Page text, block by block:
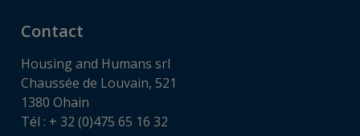
Contact
Housing and Humans srl
Chaussée de Louvain, 521
1380 Ohain
Tél : + 32 (0)475 65 16 32